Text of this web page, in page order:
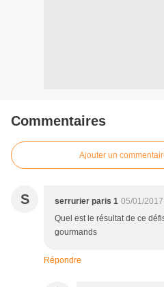
Commentaires
Ajouter un
S serrurier paris 1 05/01/
Quel est le résultat de ce
gourmands
Répondre